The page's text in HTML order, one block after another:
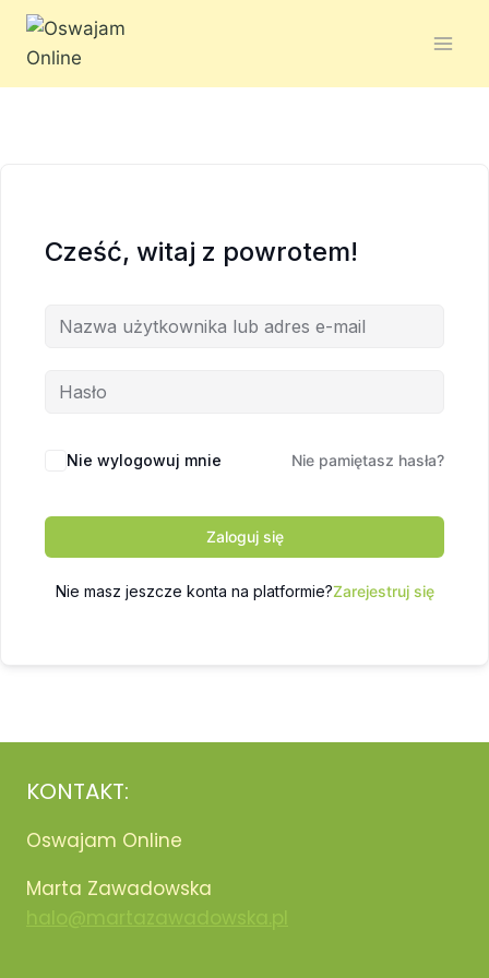
Cześć, witaj z powrotem!
Nie wylogowuj mnie Nie pamiętasz hasła?
Zaloguj się
Nie masz jeszcze konta na platformie?Zarejestruj się
KONTAKT:
Oswajam Online
Marta Zawadowska